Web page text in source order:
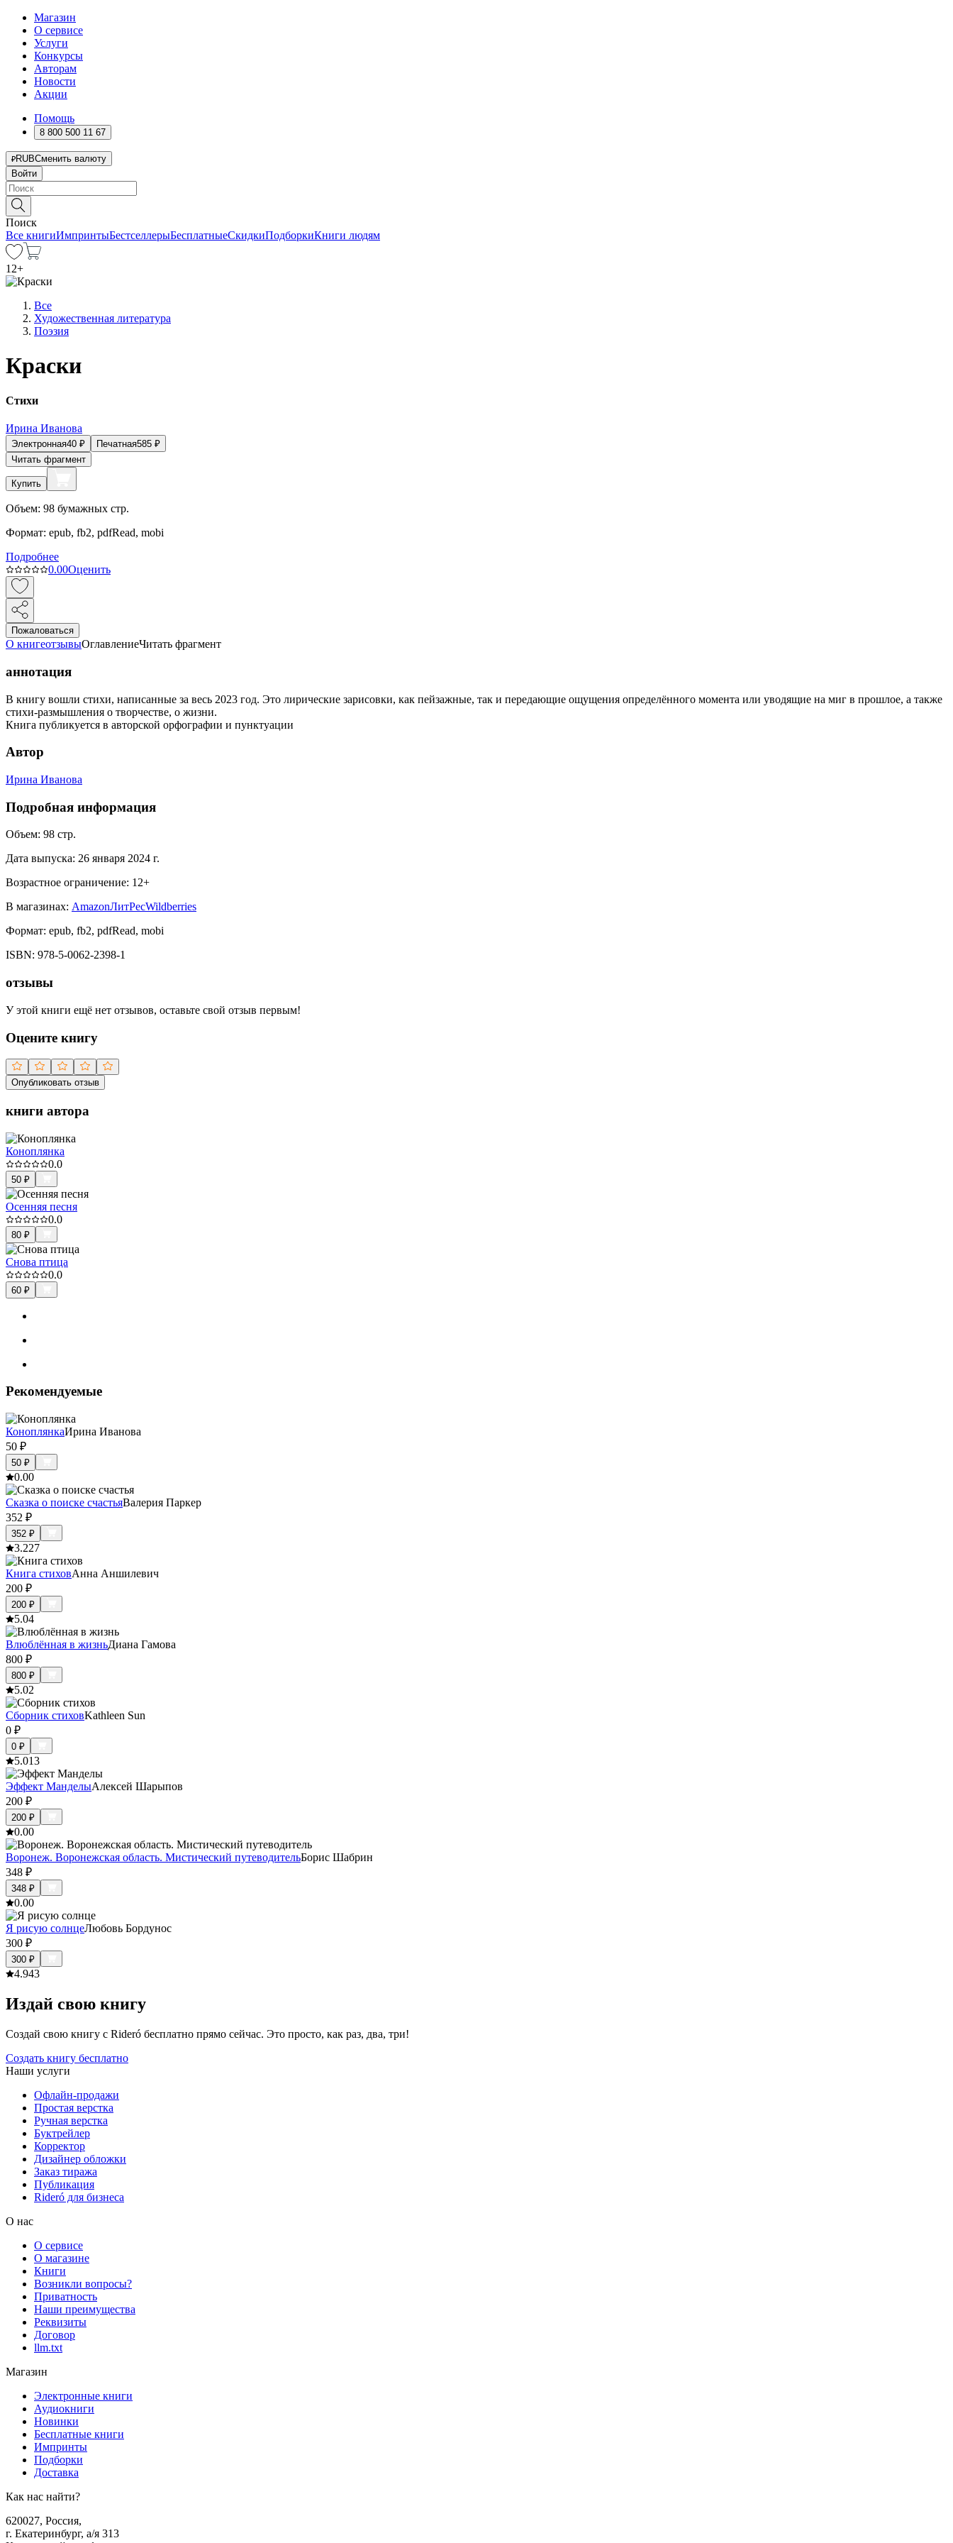
Магазин
О сервисе
Услуги
Конкурсы
Авторам
Новости
Акции
Помощь
8 800 500 11 67
RUBСменить валюту
Войти
Поиск
Все книгиИмпринтыБестселлерыБесплатныеСкидкиПодборкиКниги людям
12+
Все
Художественная литература
Поэзия
Краски
Стихи
Ирина Иванова
Электронная40 ₽ Печатная585 ₽
Читать фрагмент
Купить
Объем: 98 бумажных стр.
Формат: epub, fb2, pdfRead, mobi
Подробнее
0.00Оценить
Пожаловаться
О книгеотзывыОглавлениеЧитать фрагмент
аннотация
В книгу вошли стихи, написанные за весь 2023 год. Это лирические зарисовки, как пейзажные, так и передающие ощущения определённого момента или уводящие на миг в прошлое, а также
стихи-размышления о творчестве, о жизни.
Книга публикуется в авторской орфографии и пунктуации
Автор
Ирина Иванова
Подробная информация
Объем: 98 стр.
Дата выпуска: 26 января 2024 г.
Возрастное ограничение: 12+
В магазинах: AmazonЛитРесWildberries
Формат: epub, fb2, pdfRead, mobi
ISBN: 978-5-0062-2398-1
отзывы
У этой книги ещё нет отзывов, оставьте свой отзыв первым!
Оцените книгу
Опубликовать отзыв
книги автора
Коноплянка
0.0
50 ₽
Осенняя песня
0.0
80 ₽
Снова птица
0.0
60 ₽
Рекомендуемые
КоноплянкаИрина Иванова
50 ₽
50 ₽
0.00
Сказка о поиске счастьяВалерия Паркер
352 ₽
352 ₽
3.227
Книга стиховАнна Аншилевич
200 ₽
200 ₽
5.04
Влюблённая в жизньДиана Гамова
800 ₽
800 ₽
5.02
Сборник стиховKathleen Sun
0 ₽
0 ₽
5.013
Эффект МанделыАлексей Шарыпов
200 ₽
200 ₽
0.00
Воронеж. Воронежская область. Мистический путеводительБорис Шабрин
348 ₽
348 ₽
0.00
Я рисую солнцеЛюбовь Бордунос
300 ₽
300 ₽
4.943
Издай свою книгу
Создай свою книгу с Rideró бесплатно прямо сейчас. Это просто, как раз, два, три!
Создать книгу бесплатно
Наши услуги
Офлайн-продажи
Простая верстка
Ручная верстка
Буктрейлер
Корректор
Дизайнер обложки
Заказ тиража
Публикация
Rideró для бизнеса
О нас
О сервисе
О магазине
Книги
Возникли вопросы?
Приватность
Наши преимущества
Реквизиты
Договор
llm.txt
Магазин
Электронные книги
Аудиокниги
Новинки
Бесплатные книги
Импринты
Подборки
Доставка
Как нас найти?
620027, Россия,
г. Екатеринбург, а/я 313